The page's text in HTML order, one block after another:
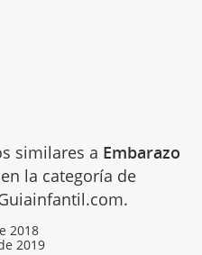
similares a Embarazo
la categoría de
2018
2019